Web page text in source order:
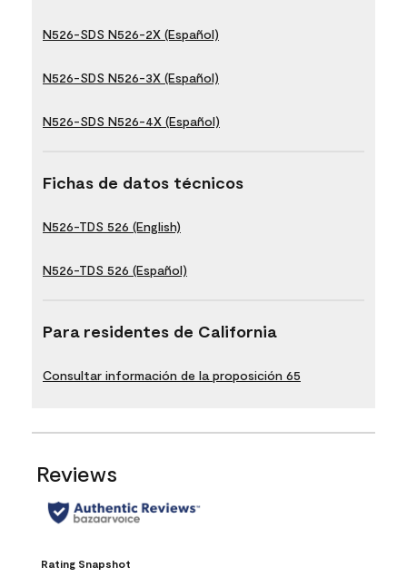
N526-SDS N526-2X (Español)
N526-SDS N526-3X (Español)
N526-SDS N526-4X (Español)
Fichas de datos técnicos
N526-TDS 526 (English)
N526-TDS 526 (Español)
Para residentes de California
Consultar información de la proposición 65
Reviews
Rating Snapshot